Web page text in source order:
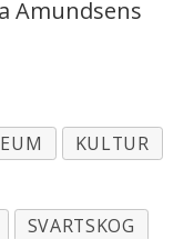
Amundsens
KULTUR
SVARTSKOG